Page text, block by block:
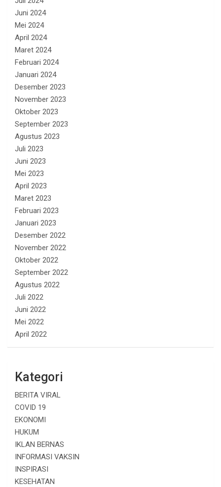
Juni 2024
Mei 2024
April 2024
Maret 2024
Februari 2024
Januari 2024
Desember 2023
November 2023
Oktober 2023
September 2023
Agustus 2023
Juli 2023
Juni 2023
Mei 2023
April 2023
Maret 2023
Februari 2023
Januari 2023
Desember 2022
November 2022
Oktober 2022
September 2022
Agustus 2022
Juli 2022
Juni 2022
Mei 2022
April 2022
Kategori
BERITA VIRAL
COVID 19
EKONOMI
HUKUM
IKLAN BERNAS
INFORMASI VAKSIN
INSPIRASI
KESEHATAN